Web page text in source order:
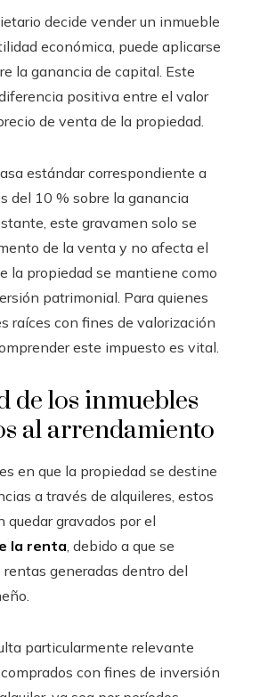
decide vender un inmueble
económica, puede aplicarse
la ganancia de capital. Este
positiva entre el valor
de venta de la propiedad.
estándar correspondiente a
del 10 % sobre la ganancia
este gravamen solo se
de la venta y no afecta el
la propiedad se mantiene como
patrimonial. Para quienes
raíces con fines de valorización
este impuesto es vital.
de los inmuebles
al arrendamiento
en que la propiedad se destine
a través de alquileres, estos
quedar gravados por el
la renta, debido a que se
generadas dentro del
particularmente relevante
con fines de inversión